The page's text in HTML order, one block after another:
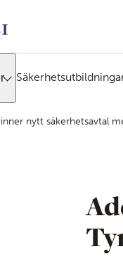
nytt säkerhetsavtal